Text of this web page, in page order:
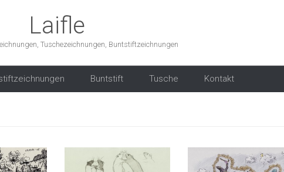
Laifle
Tuschezeichnungen, Buntstiftzeichnungen
Buntstift Tusche Kontakt